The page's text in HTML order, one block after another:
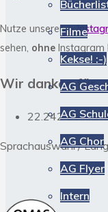
Filme
Kekse! :-)
AG
AG
AG Chor
AG Flyer
Intern
Nutze unseren>
sehen, ohne Instagram
Wir danken für
22.242
Sprachauswahl /